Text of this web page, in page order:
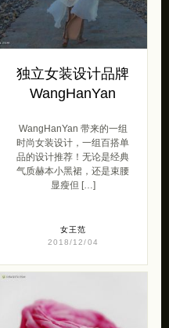
独立女装设计品牌
WangHanYan
WangHanYan 带来的一组
时尚女装设计，一组百搭单
品的设计推荐！无论是经典
气质赫本小黑裙，还是束腰
显瘦但 […]
女王范
2018/12/04